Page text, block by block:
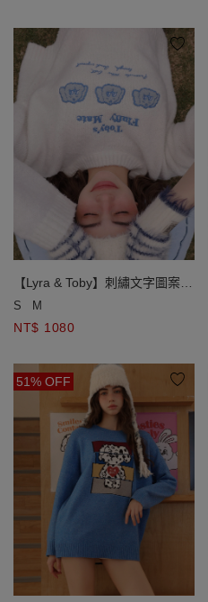
【Lyra & Toby】刺繡文字圖案圓
領長袖短版毛衣
S M
NT$ 1080
51% OFF